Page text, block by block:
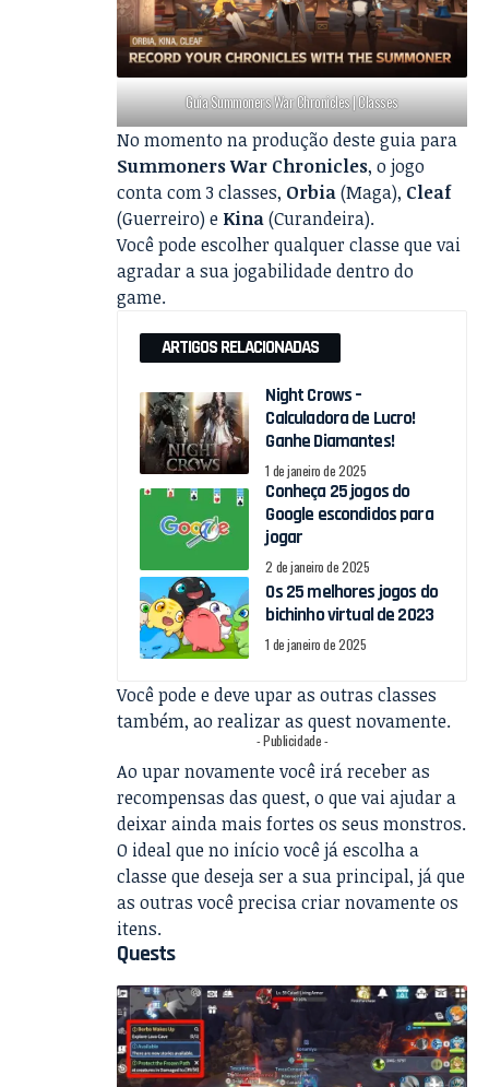
Guia Summoners War Chronicles | Classes
No momento na produção deste guia para
Summoners War Chronicles, o jogo
conta com 3 classes, Orbia(Maga), Cleaf
(Guerreiro) e Kina(Curandeira).
Você pode escolher qualquer classe que vai
agradar a sua jogabilidade dentro do
game.
ARTIGOS RELACIONADAS
Night Crows –
Calculadora de Lucro!
Ganhe Diamantes!
1 de janeiro de 2025
Conheça 25 jogos do
Google escondidos para
jogar
2 de janeiro de 2025
Os 25 melhores jogos do
bichinho virtual de 2023
1 de janeiro de 2025
Você pode e deve upar as outras classes
também, ao realizar as quest novamente.
- Publicidade -
Ao upar novamente você irá receber as
recompensas das quest, o que vai ajudar a
deixar ainda mais fortes os seus monstros.
O ideal que no início você já escolha a
classe que deseja ser a sua principal, já que
as outras você precisa criar novamente os
itens.
Quests